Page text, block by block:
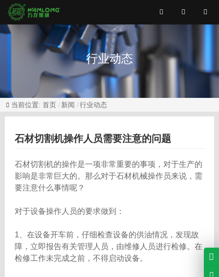
行业动态
当前位置: 首页 新闻 行业动态
石材切割机操作人员需要注意的问题
石材切割机的操作是一项非常重要的事项，对于生产的
影响是非常巨大的。那么对于石材机械操作员来说，需
要注意什么事情呢？
对于设备操作人员的要求做到：
1、在设备开车前，仔细检查设备的供油情况，发现故
障，立即报告有关管理人员，由维修人员进行检修。在
检修工作未完成之前，不得启动设备。